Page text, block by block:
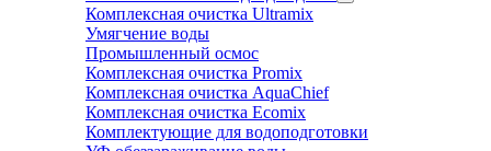
Комплексная очистка Ultramix
Умягчение воды
Промышленный осмос
Комплексная очистка Promix
Комплексная очистка AquaChief
Комплексная очистка Ecomix
Комплектующие для водоподготовки